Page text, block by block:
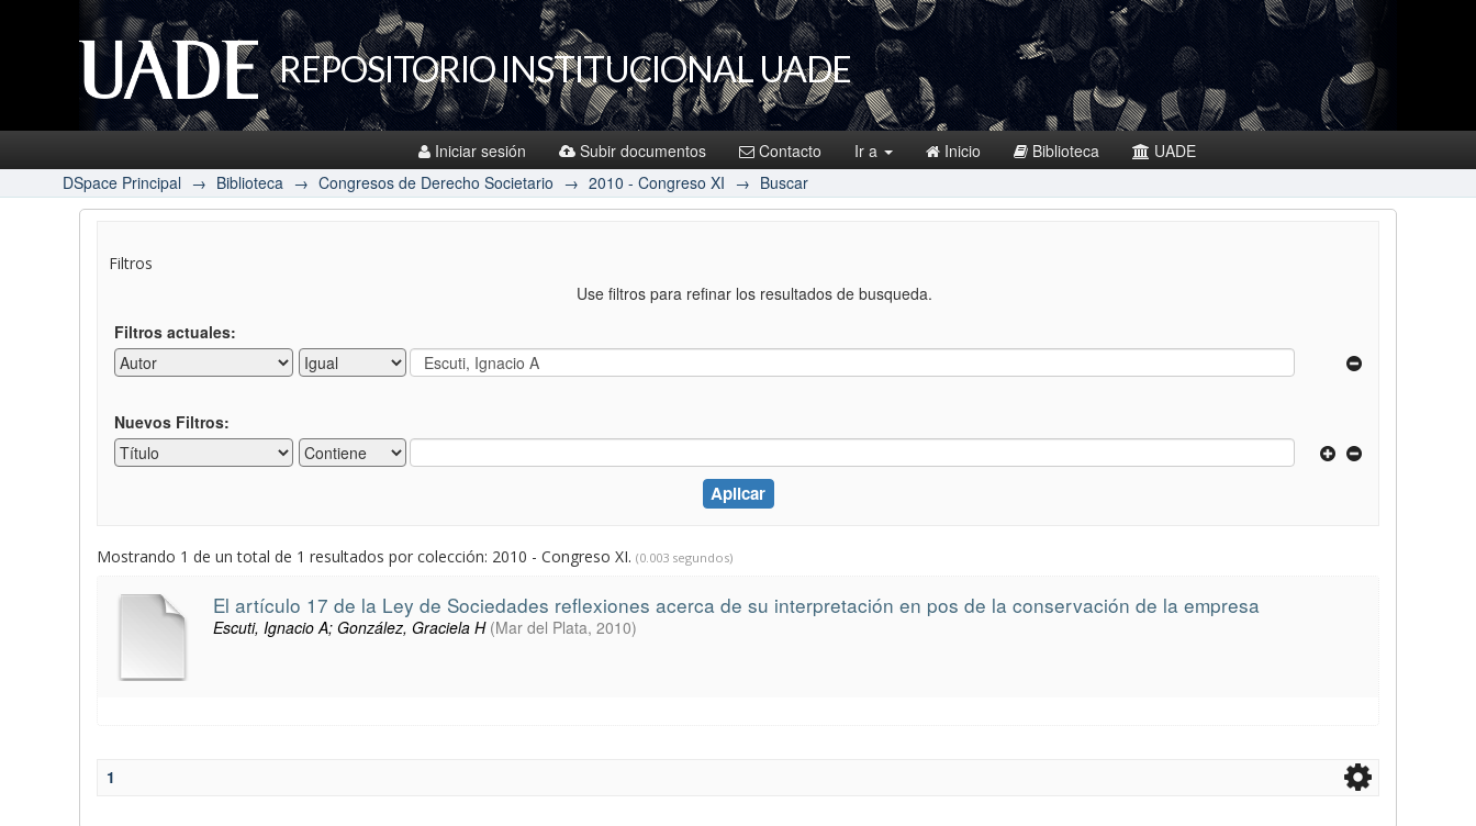
REPOSITORIO INSTITUCIONAL UADE
Iniciar sesión Subir documentos Contacto Ir a Inicio Biblioteca
UADE
DSpace Principal → Biblioteca → Congresos de Derecho Societario → 2010 - Congreso XI → Buscar
Filtros
Use filtros para refinar los resultados de busqueda.
Filtros actuales:
Nuevos Filtros:
Mostrando 1 de un total de 1 resultados por colección: 2010 - Congreso XI. (0.003 segundos)
El artículo 17 de la Ley de Sociedades reflexiones acerca de su interpretación en pos de la conservación de la empresa
Escuti, Ignacio A; González, Graciela H (Mar del Plata, 2010)
1